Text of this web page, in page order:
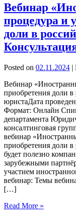
Вебинар
процедура и
доли в
Posted on 02.11.2024 |
Вебинар
приобретения доли
юристаДата
Формат: Онлайн
департамента
консалтинговая
вебинар
приобретения доли
будет полезно
зарубежными
участием
вебинар: Темы
[…]
Read More »